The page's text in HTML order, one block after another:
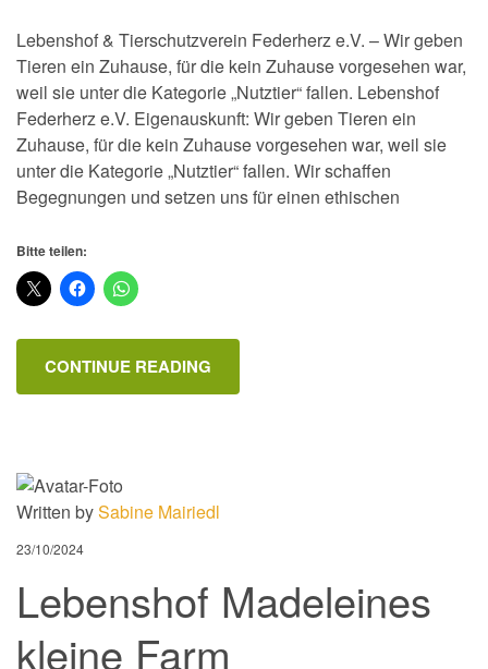
Lebenshof & Tierschutzverein Federherz e.V. – Wir geben
Tieren ein Zuhause, für die kein Zuhause vorgesehen war,
weil sie unter die Kategorie „Nutztier“ fallen. Lebenshof
Federherz e.V. Eigenauskunft: Wir geben Tieren ein
Zuhause, für die kein Zuhause vorgesehen war, weil sie
unter die Kategorie „Nutztier“ fallen. Wir schaffen
Begegnungen und setzen uns für einen ethischen
Bitte teilen:
CONTINUE READING
Written bySabine Mairiedl
23/10/2024
Lebenshof Madeleines
kleine Farm